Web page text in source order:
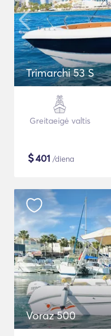
Trimarchi 53 S
Greitaeigė valtis
$401 /diena
Voraz 500